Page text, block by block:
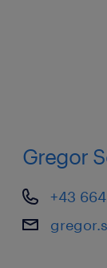
Gregor
+43